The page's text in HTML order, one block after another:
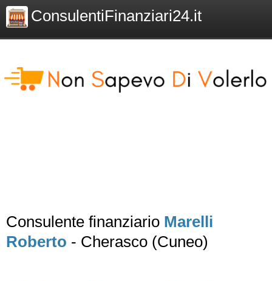
ConsulentiFinanziari24.it
Consulente finanziario Marelli
Roberto - Cherasco (Cuneo)